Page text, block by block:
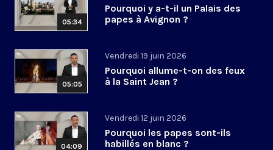
05:34
Pourquoi y a-t-il un Palais des
papes à Avignon ?
05:05
Vendredi 19 juin 2026
Pourquoi allume-t-on des feux
à la Saint Jean ?
04:09
Vendredi 12 juin 2026
Pourquoi les papes sont-ils
habillés en blanc ?